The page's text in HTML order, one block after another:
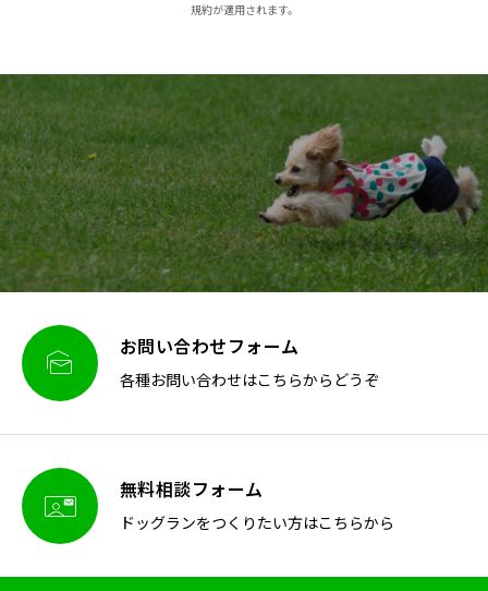
規約が適用されます。
 お問い合わせフォーム
各種お問い合わせはこちらからどうぞ
 無料相談フォーム
ドッグランをつくりたい方はこちらから